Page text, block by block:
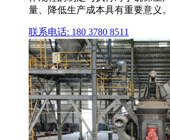
量、降低生产成本具有重要意义。
联系电话: 180 3780 8511